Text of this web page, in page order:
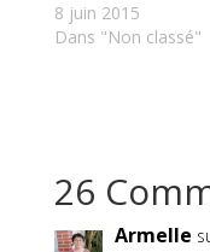
8 juin 2015
Dans "Non classé"
26
Armelle